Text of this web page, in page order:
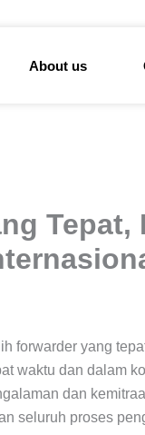
About us
Tepat,
forwarder yang
waktu dan dalam
dan
seluruh proses